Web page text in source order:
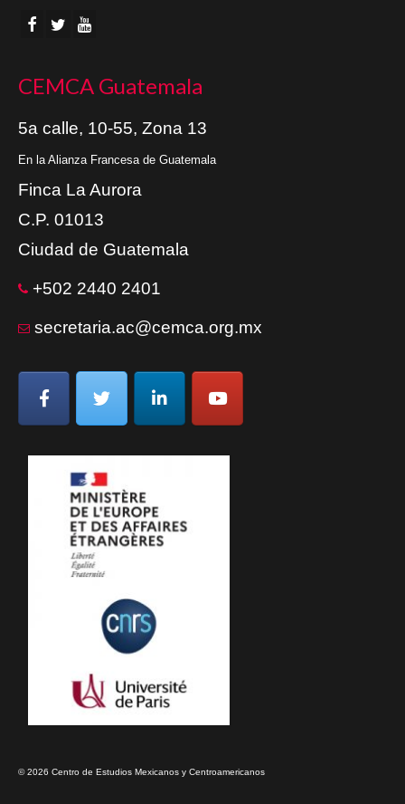
CEMCA Guatemala
5a calle, 10-55, Zona 13
En la Alianza Francesa de Guatemala
Finca La Aurora
C.P. 01013
Ciudad de Guatemala
+502 2440 2401
secretaria.ac@cemca.org.mx
© 2026 Centro de Estudios Mexicanos y Centroamericanos